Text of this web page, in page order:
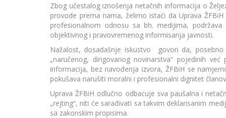
Zbog učestalog iznošenja netačnih informacija o
provode prema nama, želimo istaći da Uprava
profesionalnom odnosu sa bh. medijima,
objektivnog i pravovremenog informisanja javnosti.
Nažalost, dosadašnje iskustvo govori da,
„naručenog, dirigovanog novinarstva“ pojedinih
informacija, bez navođenja izvora, ŽFBiH se
pokušava narušiti moralni i profesionalni dignitet
Uprava ŽFBiH odlučno odbacuje sva paušalna i
„rejting“, niti će sarađivati sa takvim deklarisanim
sa zakonskim propisima.